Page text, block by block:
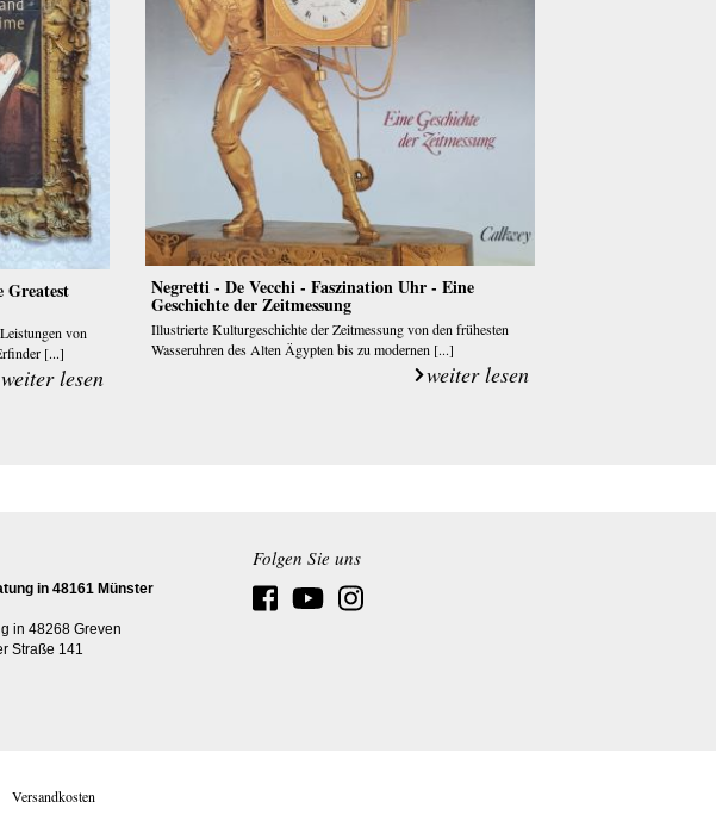
Greatest
von
[...]
weiter lesen
Negretti - De Vecchi - Faszination Uhr - Eine
Geschichte der Zeitmessung
Illustrierte Kulturgeschichte der Zeitmessung von den frühesten
Wasseruhren des Alten Ägypten bis zu modernen [...]
weiter lesen
in 48161 Münster
in 48268 Greven
Straße 141
Folgen Sie uns
Versandkosten